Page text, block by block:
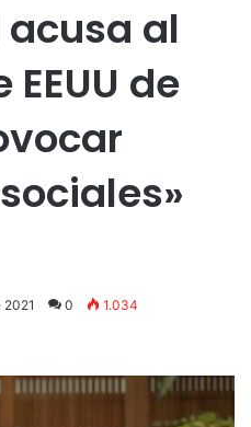
al
de
2021 0 1.034